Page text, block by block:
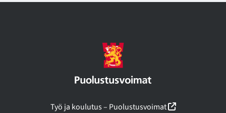
Työ ja koulutus – Puolustusvoimat (linkki